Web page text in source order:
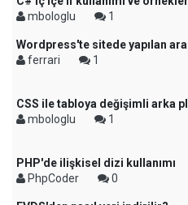
mbologlu
1
Wordpress'te sitede yapılan
ferrari
1
CSS ile tabloya değişimli arka
mbologlu
1
PHP'de ilişkisel dizi kullanımı
PhpCoder
0